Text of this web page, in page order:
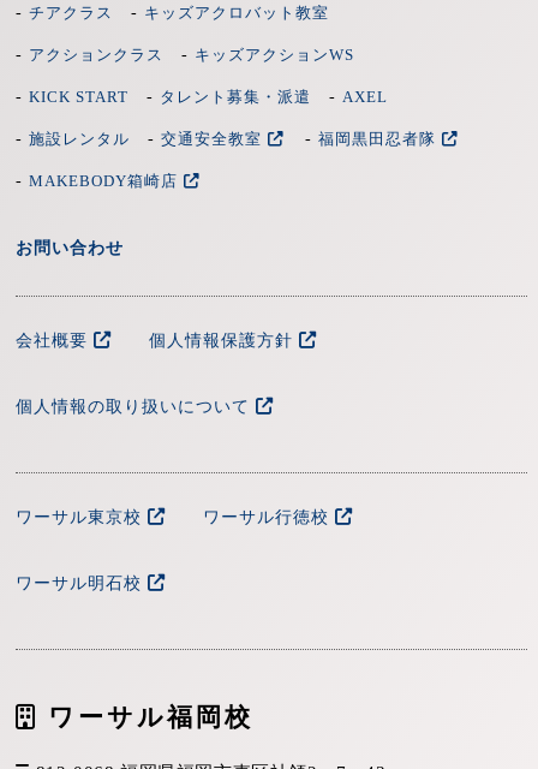
-チアクラス - キッズアクロバット教室
- アクションクラス - キッズアクションWS
-KICK START - タレント募集・派遣 -AXEL
-施設レンタル -交通安全教室 -福岡黒田忍者隊
-MAKEBODY箱崎店
お問い合わせ
会社概要 個人情報保護方針
個人情報の取り扱いについて
ワーサル東京校 ワーサル行徳校
ワーサル明石校
ワーサル福岡校